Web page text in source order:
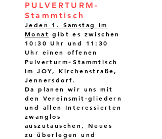
PULVERTURM-
Stammtisch
Jeden 1. Samstag im
Monat gibt es zwischen
10:30 Uhr und 11:30
Uhr einen offenen
Pulverturm-Stammtisch
im JOY, Kirchenstraße,
Jennersdorf.
Da planen wir uns mit
den Vereinsmit-gliedern
und allen Interessierten
zwanglos
auszutauschen, Neues
zu überlegen und